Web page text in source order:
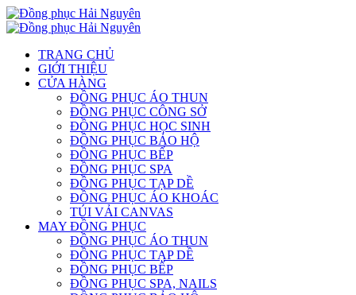
TRANG CHỦ
GIỚI THIỆU
CỬA HÀNG
ĐỒNG PHỤC ÁO THUN
ĐỒNG PHỤC CÔNG SỞ
ĐỒNG PHỤC HỌC SINH
ĐỒNG PHỤC BẢO HỘ
ĐỒNG PHỤC BẾP
ĐỒNG PHỤC SPA
ĐỒNG PHỤC TẠP DỀ
ĐỒNG PHỤC ÁO KHOÁC
TÚI VẢI CANVAS
MAY ĐỒNG PHỤC
ĐỒNG PHỤC ÁO THUN
ĐỒNG PHỤC TẠP DỀ
ĐỒNG PHỤC BẾP
ĐỒNG PHỤC SPA, NAILS